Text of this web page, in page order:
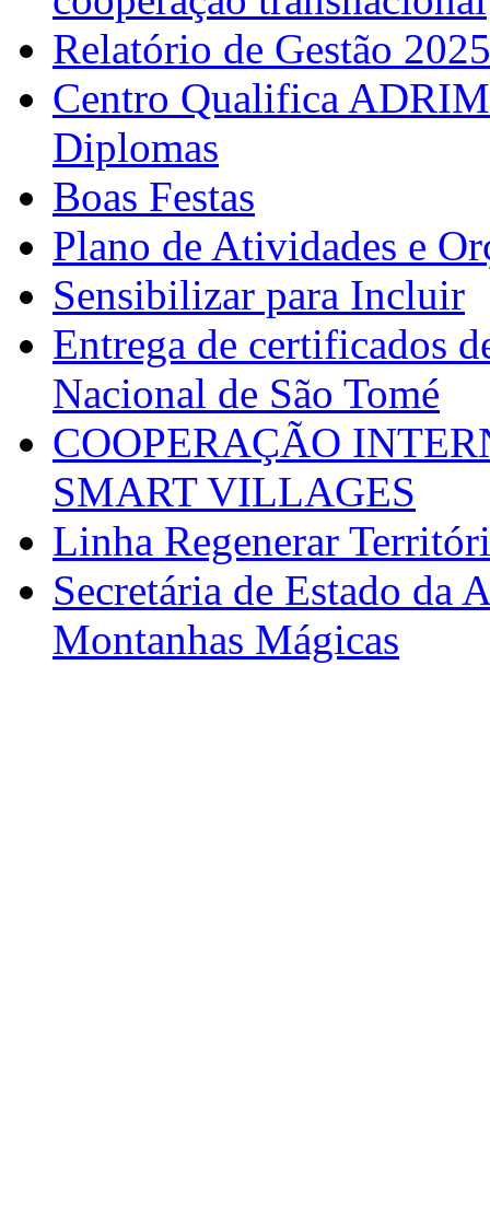
Relatório de Gestão 2025
Centro Qualifica
Diplomas
Boas Festas
Plano de Atividades e
Sensibilizar para Incluir
Entrega de certificados
Nacional de São Tomé
COOPERAÇÃO
SMART VILLAGES
Linha Regenerar
Secretária de Estado da
Montanhas Mágicas